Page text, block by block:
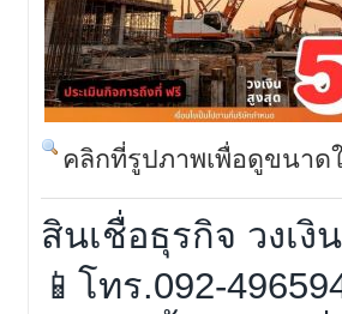
คลิกที่รูปภาพเพื่อดูขนาด
สินเชื่อธุรกิจ วงเงิ
📱โทร.092-